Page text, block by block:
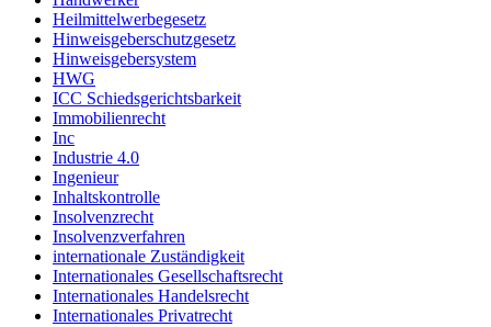
Heilmittelwerbegesetz
Hinweisgeberschutzgesetz
Hinweisgebersystem
HWG
ICC Schiedsgerichtsbarkeit
Immobilienrecht
Inc
Industrie 4.0
Ingenieur
Inhaltskontrolle
Insolvenzrecht
Insolvenzverfahren
internationale Zuständigkeit
Internationales Gesellschaftsrecht
Internationales Handelsrecht
Internationales Privatrecht